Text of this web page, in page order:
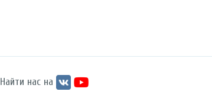
Найти нас на